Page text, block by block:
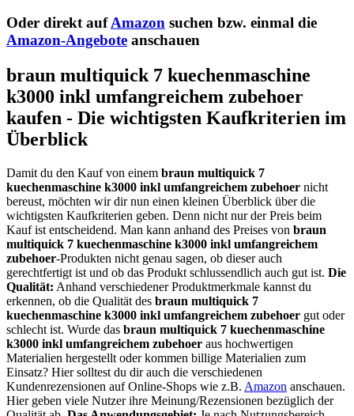
Oder direkt aufAmazon suchen bzw. einmal die
Amazon-Angebote anschauen
braun multiquick 7 kuechenmaschine
k3000 inkl umfangreichem zubehoer
kaufen - Die wichtigsten Kaufkriterien im
Überblick
Damit du den Kauf von einem braun multiquick 7
kuechenmaschine k3000 inkl umfangreichem zubehoer nicht
bereust, möchten wir dir nun einen kleinen Überblick über die
wichtigsten Kaufkriterien geben. Denn nicht nur der Preis beim
Kauf ist entscheidend. Man kann anhand des Preises von braun
multiquick 7 kuechenmaschine k3000 inkl umfangreichem
zubehoer-Produkten nicht genau sagen, ob dieser auch
gerechtfertigt ist und ob das Produkt schlussendlich auch gut ist. Die
Qualität: Anhand verschiedener Produktmerkmale kannst du
erkennen, ob die Qualität des braun multiquick 7
kuechenmaschine k3000 inkl umfangreichem zubehoer gut oder
schlecht ist. Wurde das braun multiquick 7 kuechenmaschine
k3000 inkl umfangreichem zubehoer aus hochwertigen
Materialien hergestellt oder kommen billige Materialien zum
Einsatz? Hier solltest du dir auch die verschiedenen
Kundenrezensionen auf Online-Shops wie z.B. Amazon anschauen.
Hier geben viele Nutzer ihre Meinung/Rezensionen bezüglich der